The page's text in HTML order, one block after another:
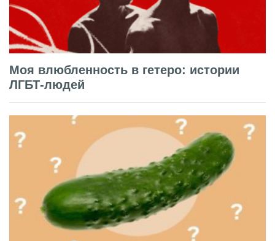
Моя влюбленность в гетеро: истории
ЛГБТ-людей